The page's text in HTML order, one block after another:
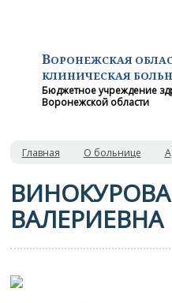
ВОРОНЕЖСКАЯ
КЛИНИЧЕСКАЯ
Бюджетное учреждение
Воронежской области
Главная О больнице
ВАЛЕРИЕВНА